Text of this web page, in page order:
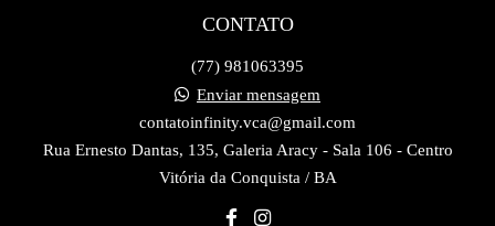
CONTATO
(77) 981063395
Enviar mensagem
contatoinfinity.vca@gmail.com
Rua Ernesto Dantas, 135, Galeria Aracy - Sala 106 - Centro
Vitória da Conquista / BA